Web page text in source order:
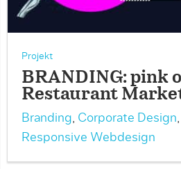
Projekt
BRANDING: pink
Restaurant
Branding, Corporate Design,
Responsive Webdesign